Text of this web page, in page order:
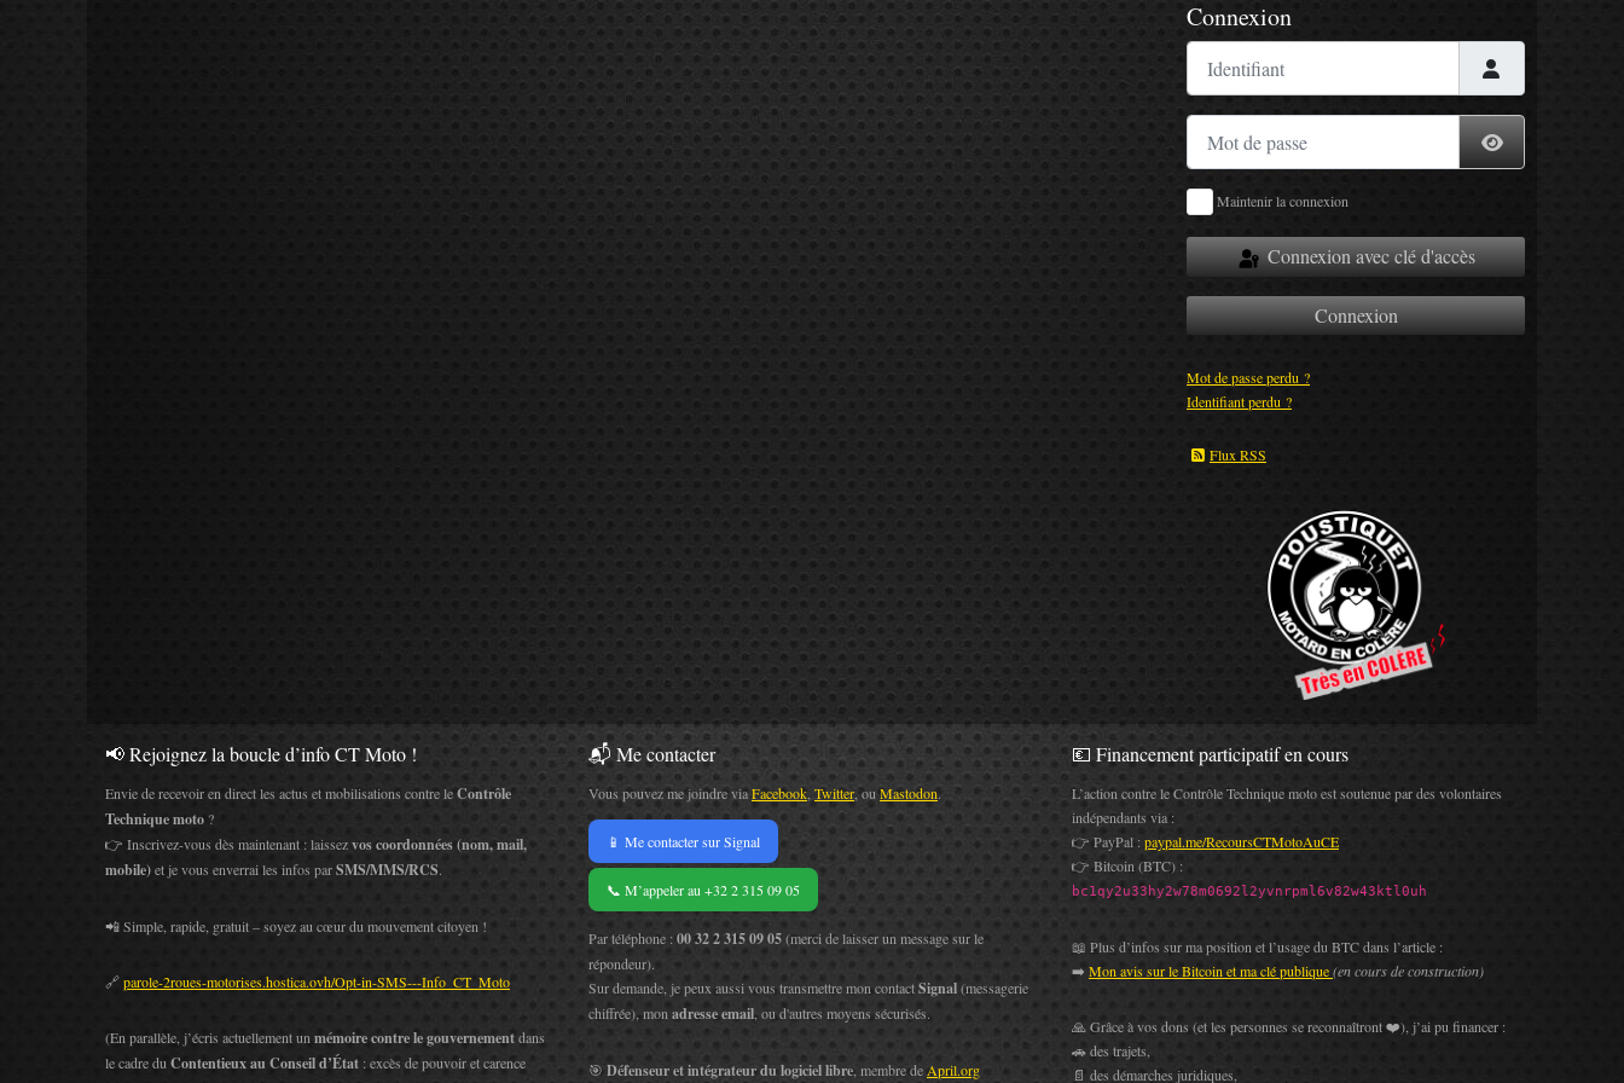
Connexion
Identifiant
Mot de passe
Afficher le mot
Maintenir la connexion
Connexion avec clé d'accès
Connexion
Mot de passe perdu ?
Identifiant perdu ?
Flux RSS
📢 Rejoignez la boucle d’info CT Moto !
Envie de recevoir en direct les actus et mobilisations contre leContrôle
Technique moto ?
👉 Inscrivez-vous dès maintenant : laissezvos coordonnées (nom, mail,
mobile)et je vous enverrai les infos parSMS/MMS/RCS.
📲 Simple, rapide, gratuit – soyez au cœur du mouvement citoyen !
🔗parole-2roues-motorises.hostica.ovh/Opt-in-SMS---Info_CT_Moto
(En parallèle, j’écris actuellement un mémoire contre le gouvernementdans
le cadre du Contentieux au Conseil d’État : excès de pouvoir et carence
📬 Me contacter
Vous pouvez me joindre viaFacebook Twitter , ou Mastodon.
📱 Me contacter sur Signal
📞 M’appeler au +32 2 315 09 05
Par téléphone : 00 32 2 315 09 05(merci de laisser un message sur le
répondeur).
Sur demande, je peux aussi vous transmettre mon contactSignal(messagerie
chiffrée), mon adresse email , ou d'autres moyens sécurisés.
🎯 Défenseur et intégrateur du logiciel libre , membre de April.org
💶 Financement participatif en cours
L’action contre le Contrôle Technique moto est soutenue par des volontaires
indépendants via :
👉 PayPal : paypal.me/RecoursCTMotoAuCE
👉 Bitcoin (BTC) :
bc1qy2u33hy2w78m0692l2yvnrpml6v82w43ktl0uh
📖 Plus d’infos sur ma position et l’usage du BTC dans l’article :
➡️Mon avis sur le Bitcoin et ma clé publique(en cours de construction)
🙏 Grâce à vos dons (et les personnes se reconnaîtront ❤️), j’ai pu financer :
🚗 des trajets,
📄 des démarches juridiques,